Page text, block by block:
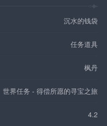
沉水的钱袋
任务道具
枫丹
世界任务 - 得偿所愿的寻宝之旅
4.2